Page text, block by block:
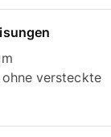
versteckte